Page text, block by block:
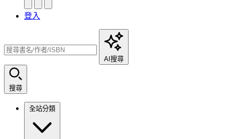
登入
AI搜尋
搜尋
全站分類